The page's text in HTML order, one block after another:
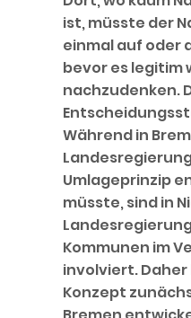
ist, müsste der
einmal auf oder
bevor es legitim
nachzudenken.
Während in
Umlageprinzip
müsste, sind in
Kommunen im
involviert.
Konzept